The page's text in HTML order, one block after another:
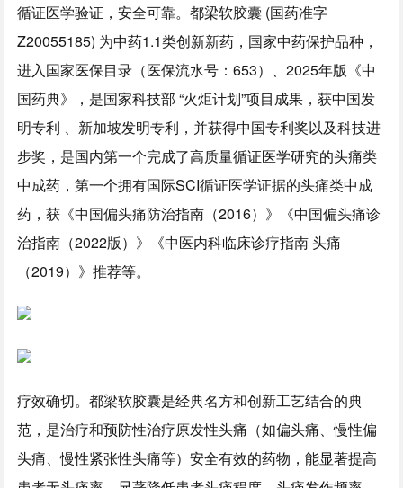
循证医学验证，安全可靠。都梁软胶囊 (国药准字
Z20055185) 为中药1.1类创新新药，国家中药保护品种，
进入国家医保目录（医保流水号：653）、2025年版《中
国药典》，是国家科技部 “火炬计划”项目成果，获中国发
明专利 、新加坡发明专利，并获得中国专利奖以及科技进
步奖，是国内第一个完成了高质量循证医学研究的头痛类
中成药，第一个拥有国际SCI循证医学证据的头痛类中成
药，获《中国偏头痛防治指南（2016）》《中国偏头痛诊
治指南（2022版）》《中医内科临床诊疗指南 头痛
（2019）》推荐等。
疗效确切。都梁软胶囊是经典名方和创新工艺结合的典
范，是治疗和预防性治疗原发性头痛（如偏头痛、慢性偏
头痛、慢性紧张性头痛等）安全有效的药物，能显著提高